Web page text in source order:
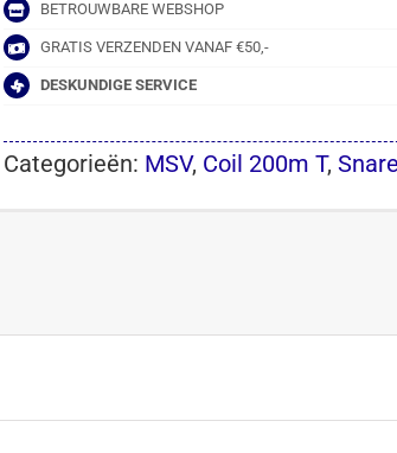
BETROUWBARE WEBSHOP
GRATIS VERZENDEN VANAF €50,-
DESKUNDIGE SERVICE
Categorieën: MSV, Coil 200m T,